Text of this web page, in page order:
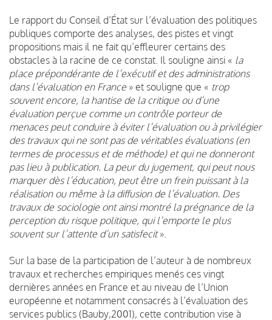
Le rapport du Conseil d’État sur l’évaluation des politiques
publiques comporte des analyses, des pistes et vingt
propositions mais il ne fait qu’effleurer certains des
obstacles à la racine de ce constat. Il souligne ainsi « la
place prépondérante de l’exécutif et des administrations
dans l’évaluation en France » et souligne que « trop
souvent encore, la hantise de la critique ou d’une
évaluation perçue comme un contrôle porteur de
menaces peut conduire à éviter l’évaluation ou à privilégier
des travaux qui ne sont pas de véritables évaluations (en
termes de processus et de méthode) et qui ne donneront
pas lieu à publication. La peur du jugement, qui peut nous
marquer dès l’éducation, peut être un frein puissant à la
réalisation ou même à la diffusion de l’évaluation. Des
travaux de sociologie ont ainsi montré la prégnance de la
perception du risque politique, qui l’emporte le plus
souvent sur l’attente d’un satisfecit».
Sur la base de la participation de l’auteur à de nombreux
travaux et recherches empiriques menés ces vingt
dernières années en France et au niveau de l’Union
européenne et notamment consacrés à l’évaluation des
services publics (Bauby,2001), cette contribution vise à